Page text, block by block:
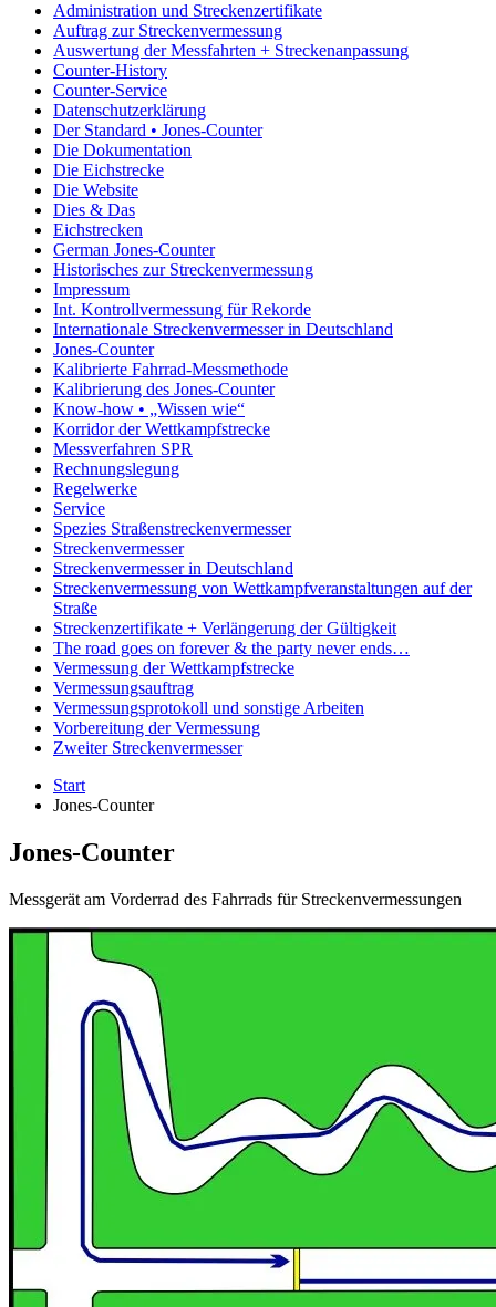
Administration und Streckenzertifikate
Auftrag zur Streckenvermessung
Auswertung der Messfahrten + Streckenanpassung
Counter-History
Counter-Service
Datenschutzerklärung
Der Standard • Jones-Counter
Die Dokumentation
Die Eichstrecke
Die Website
Dies & Das
Eichstrecken
German Jones-Counter
Historisches zur Streckenvermessung
Impressum
Int. Kontrollvermessung für Rekorde
Internationale Streckenvermesser in Deutschland
Jones-Counter
Kalibrierte Fahrrad-Messmethode
Kalibrierung des Jones-Counter
Know-how • „Wissen wie“
Korridor der Wettkampfstrecke
Messverfahren SPR
Rechnungslegung
Regelwerke
Service
Spezies Straßenstreckenvermesser
Streckenvermesser
Streckenvermesser in Deutschland
Streckenvermessung von Wettkampfveranstaltungen auf der
Straße
Streckenzertifikate + Verlängerung der Gültigkeit
The road goes on forever & the party never ends…
Vermessung der Wettkampfstrecke
Vermessungsauftrag
Vermessungsprotokoll und sonstige Arbeiten
Vorbereitung der Vermessung
Zweiter Streckenvermesser
Start
Jones-Counter
Jones-Counter
Messgerät am Vorderrad des Fahrrads für Streckenvermessungen